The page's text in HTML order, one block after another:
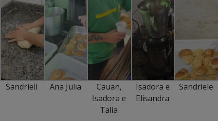
Sandrieli Ana Julia
Cauan,
Isadora e
Talia
Isadora e
Elisandra
Sandriele